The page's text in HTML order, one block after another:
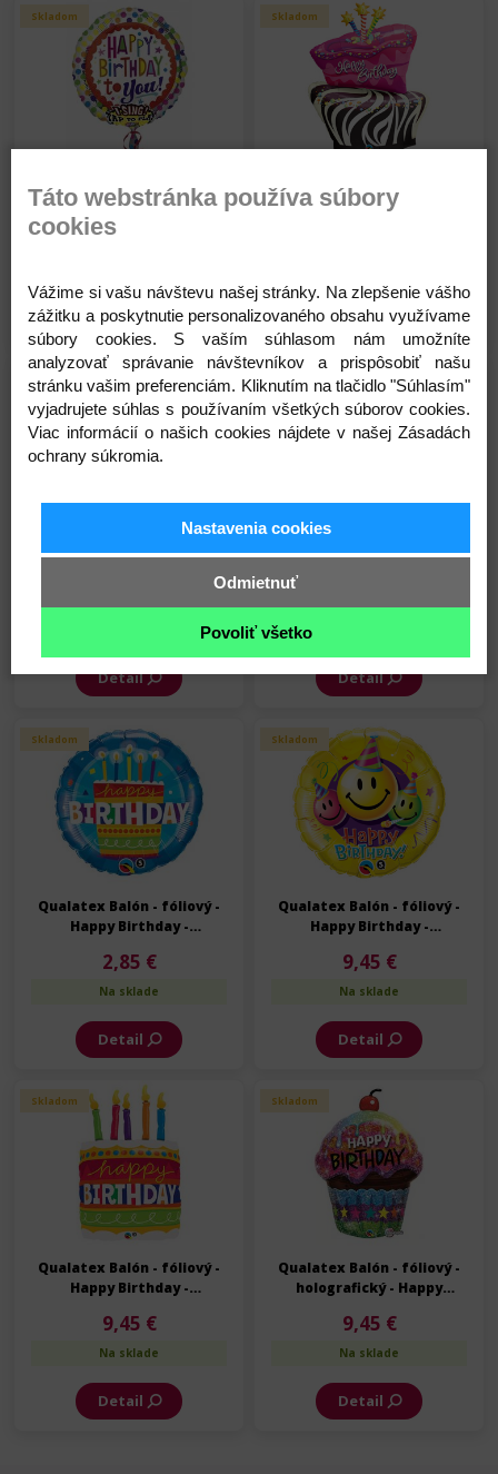
Skladom
lízatko - Happy Birthday -
Narodeniny - 106 cm
5,80 €
Detail
Skladom
Happy Birthday -
Detail
Skladom
Detail
Skladom
Detail
Skladom
Qualatex Balón - fóliový -
Happy Birthday -
2,85 €
Na sklade
Detail
Skladom
Qualatex Balón - fóliový -
Happy Birthday -
9,45 €
Na sklade
Detail
Skladom
Qualatex Balón - fóliový -
Happy Birthday -
9,45 €
Na sklade
Detail
Skladom
Qualatex Balón - fóliový -
holografický - Happy
cm
9,45 €
Na sklade
Detail
Táto webstránka používa súbory
cookies
Vážime si vašu návštevu našej stránky. Na zlepšenie vášho
zážitku a poskytnutie personalizovaného obsahu využívame
súbory cookies. S vaším súhlasom nám umožníte
analyzovať správanie návštevníkov a prispôsobiť našu
stránku vašim preferenciám. Kliknutím na tlačidlo "Súhlasím"
vyjadrujete súhlas s používaním všetkých súborov cookies.
Viac informácií o našich cookies nájdete v našej Zásadách
ochrany súkromia.
Nastavenia cookies
Odmietnuť
Povoliť všetko